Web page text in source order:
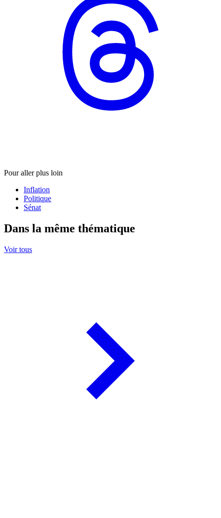
Pour aller plus loin
Inflation
Politique
Sénat
Dans la même thématique
Voir tous